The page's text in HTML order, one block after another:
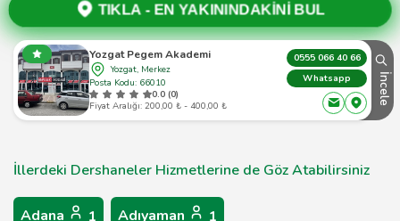
TIKLA - EN YAKININDAKİNİ BUL
Yozgat Pegem Akademi
Yozgat, Merkez
Posta Kodu: 66010
0.0 (0)
Fiyat Aralığı: 200,00 ₺ - 400,00 ₺
0555 066 40 66
Whatsapp
İncele
İllerdeki Dershaneler Hizmetlerine de Göz Atabilirsiniz
Adana 1 Adıyaman 1